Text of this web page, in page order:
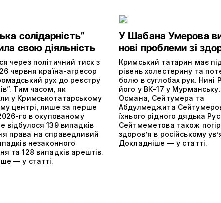
солідарність”
свою діяльність
через політичний тиск з
червня країна-агресор
рух до реєстру
Тим часом, як
у Кримськотатарському
центрі, лише за перше
го в окупованому
відбулося 139 випадків
права на справедливий
незаконного
та 128 випадків арештів.
— у статті.
У Шабана Умерова
нові проблеми зі
Кримський татарин має
рівень холестерину та
болю в суглобах рук. Нині
його у ВК-17 у
Османа, Сейтумера та
Абдулмеджита
їхнього рідного дядька
Сейтмеметова також
здоров’я в російському
Докладніше — у статті.